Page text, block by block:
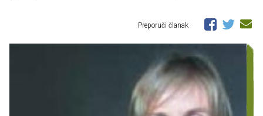
Preporuči članak